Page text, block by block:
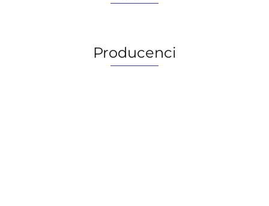
Producenci